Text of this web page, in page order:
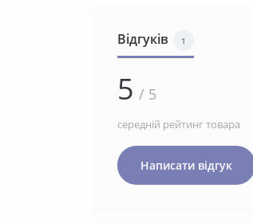
Відгуків 1
5 / 5
середній рейтинг товара
Написати відгук